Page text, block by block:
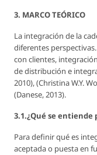
3. MARCO TEÓRICO
La integración de la
diferentes
con clientes,
de distribución e
2010), (Christina W.Y.
(Danese, 2013).
3.1.¿Qué se
Para definir qué es
aceptada o puesta en